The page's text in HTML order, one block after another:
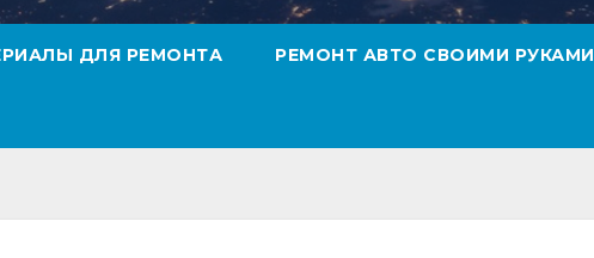
ДЛЯ РЕМОНТА РЕМОНТ АВТО СВОИМИ РУКАМИ